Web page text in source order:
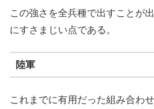
この強さを全兵種で出すことが
にすさまじい点である。
陸軍
これまでに有用だった組み合わ